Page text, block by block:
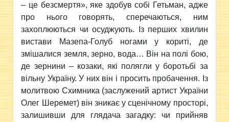
– це безсмертя», яке здобув собі Гетьман, адже
про нього говорять, сперечаються, ним
захоплюються чи осуджують. Із перших хвилин
вистави Мазепа-Голуб ногами у кориті, де
змішалися земля, зерно, вода… Він на полі бою,
де зернини – козаки, які полягли у боротьбі за
вільну Україну. У них він і просить пробачення. Із
молитвою Схимника (заслужений артист України
Олег Шеремет) він зникає у сценічному просторі,
залишивши для глядача загадку: чи прийняв